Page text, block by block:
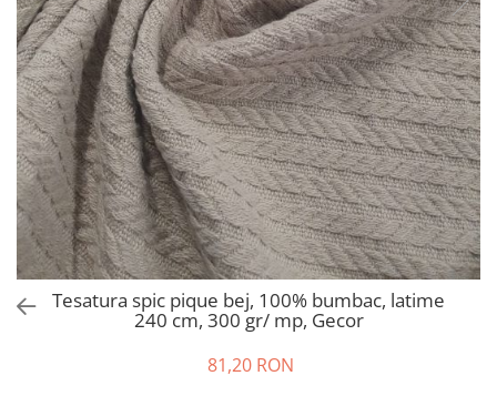
Tesatura spic pique bej, 100% bumbac, latime
240 cm, 300 gr/ mp, Gecor
81,20 RON